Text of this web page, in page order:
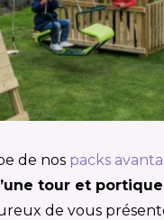
de nos packs
tour et portique
de vous